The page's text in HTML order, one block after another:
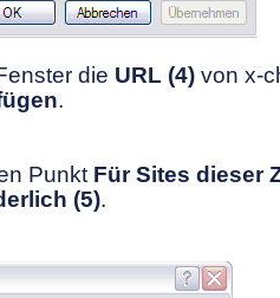
die URL (4) von x-
.
Punkt Für Sites dieser
(5).